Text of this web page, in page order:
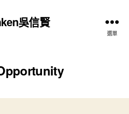
吳信賢
選單